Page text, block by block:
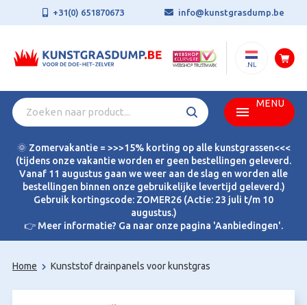
+31(0) 651870673 info@kunstgrasdump.be
.NL
MENU
🌞 Zomervakantie = >>>15% korting op alle kunstgrassen<<<
(tijdens onze vakantie worden er geen bestellingen geleverd.
Vanaf 11 augustus gaan we weer aan de slag en worden alle
bestellingen binnen onze gebruikelijke levertijd geleverd.)
Gebruik kortingscode: ZOMER26 (Actie: 23 juli t/m 10
augustus.)
👉 Meer informatie? Ga naar onze pagina 'Aanbiedingen'.
Home Kunststof drainpanels voor kunstgras